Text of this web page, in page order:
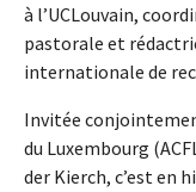
à l’UCLouvain,
pastorale et
internationale de
Invitée
du Luxembourg
der Kierch, c’est en